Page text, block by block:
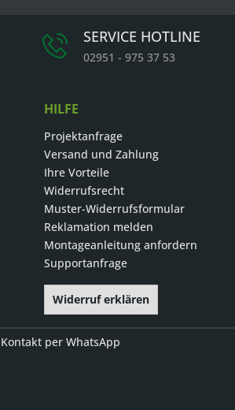
SERVICE HOTLINE
02951 - 975 37 53
HILFE
Projektanfrage
Versand und Zahlung
Ihre Vorteile
Widerrufsrecht
Muster-Widerrufsformular
Reklamation melden
Montageanleitung anfordern
Supportanfrage
Widerruf erklären
Kontakt per WhatsApp